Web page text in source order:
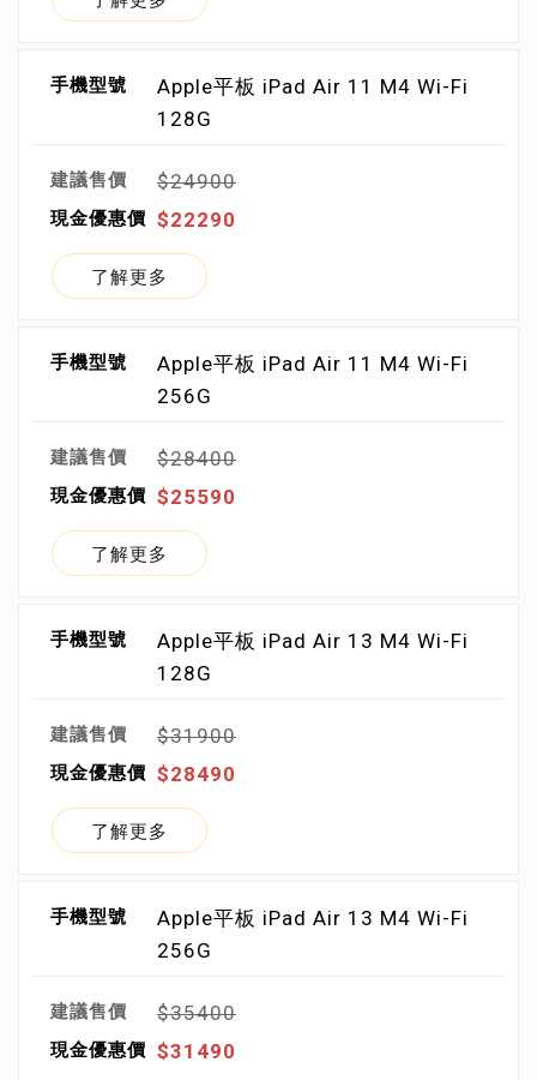
Apple平板 iPad Air 11 M4 Wi-Fi
128G
$24900
$22290
了解更多
Apple平板 iPad Air 11 M4 Wi-Fi
256G
$28400
$25590
了解更多
Apple平板 iPad Air 13 M4 Wi-Fi
128G
$31900
$28490
了解更多
Apple平板 iPad Air 13 M4 Wi-Fi
256G
$35400
$31490